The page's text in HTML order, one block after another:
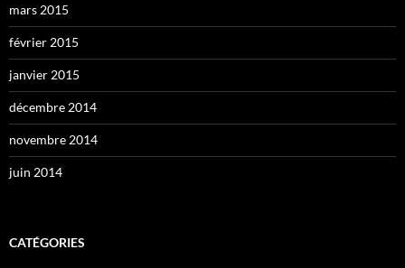
mars 2015
février 2015
janvier 2015
décembre 2014
novembre 2014
juin 2014
CATÉGORIES